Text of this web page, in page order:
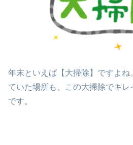
年末といえば【大掃除】ですよね
ていた場所も、この大掃除でキ
です。